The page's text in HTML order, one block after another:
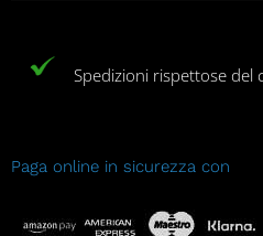
Spedizioni rispettose del
Paga online in sicurezza con